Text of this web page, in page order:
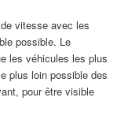
vitesse avec les
possible. Le
les véhicules les plus
plus loin possible des
pour être visible